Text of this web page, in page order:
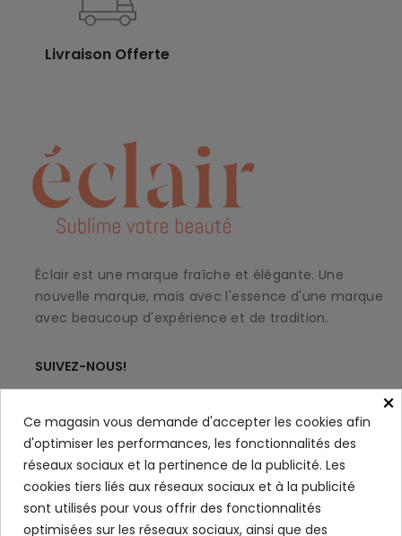
Livraison Offerte
Éclair est une marque fraîche et élégante. Une
nouvelle marque, mais avec l'essence d'une marque
avec beaucoup d'expérience et de tradition.
SUIVEZ-NOUS!
À PROPOS
MON COMPTE
SERVICE CLIENT
×
Ce magasin vous demande d'accepter les cookies afin
d'optimiser les performances, les fonctionnalités des
réseaux sociaux et la pertinence de la publicité. Les
cookies tiers liés aux réseaux sociaux et à la publicité
sont utilisés pour vous offrir des fonctionnalités
optimisées sur les réseaux sociaux, ainsi que des